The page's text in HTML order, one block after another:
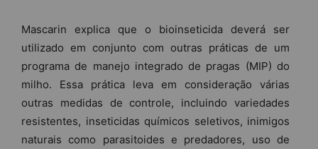
Mascarin explica que o bioinseticida deverá ser
utilizado em conjunto com outras práticas de um
programa de manejo integrado de pragas (MIP) do
milho. Essa prática leva em consideração várias
outras medidas de controle, incluindo variedades
resistentes, inseticidas químicos seletivos, inimigos
naturais como parasitoides e predadores, uso de